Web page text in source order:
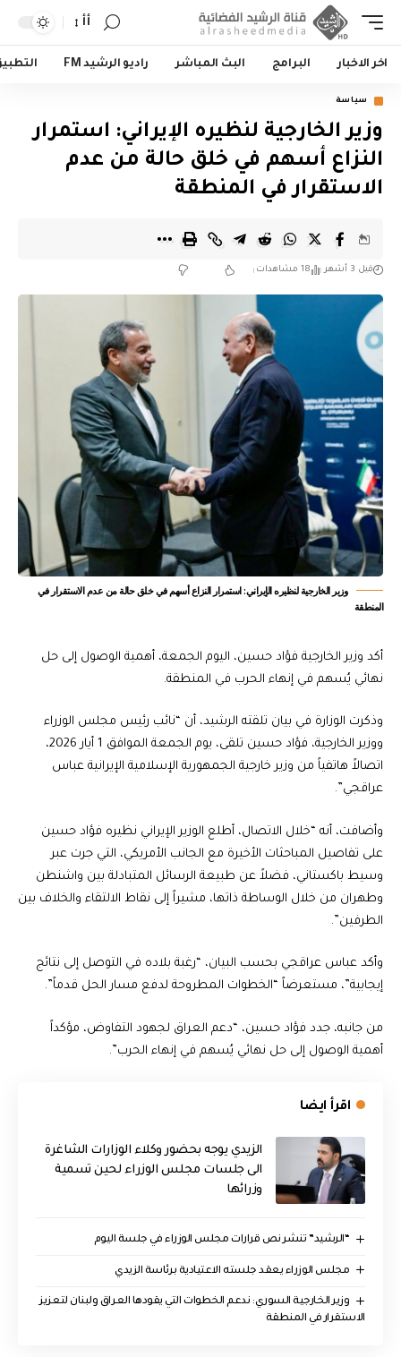
أأ
اخر الاخبار البرامج البث المباشر راديو الرشيد FM
سياسة
وزير الخارجية لنظيره الإيراني: استمرار
النزاع أسهم في خلق حالة من عدم
الاستقرار في المنطقة
قبل 3 أشهر 18 مشاهدات
وزير الخارجية لنظيره الإيراني: استمرار النزاع أسهم في خلق حالة من عدم الاستقرار في
المنطقة
أكد وزير الخارجية فؤاد حسين، اليوم الجمعة، أهمية الوصول إلى حل
نهائي يُسهم في إنهاء الحرب في المنطقة.
وذكرت الوزارة في بيان تلقته الرشيد، أن “نائب رئيس مجلس الوزراء
ووزير الخارجية، فؤاد حسين تلقى، يوم الجمعة الموافق 1 أيار 2026،
اتصالاً هاتفياً من وزير خارجية الجمهورية الإسلامية الإيرانية عباس
عراقجي”.
وأضافت، أنه “خلال الاتصال، أطلع الوزير الإيراني نظيره فؤاد حسين
على تفاصيل المباحثات الأخيرة مع الجانب الأمريكي، التي جرت عبر
وسيط باكستاني، فضلاً عن طبيعة الرسائل المتبادلة بين واشنطن
وطهران من خلال الوساطة ذاتها، مشيراً إلى نقاط الالتقاء والخلاف بين
الطرفين”.
وأكد عباس عراقجي بحسب البيان، “رغبة بلاده في التوصل إلى نتائج
إيجابية”، مستعرضاً “الخطوات المطروحة لدفع مسار الحل قدماً”.
من جانبه، جدد فؤاد حسين، “دعم العراق لجهود التفاوض، مؤكداً
أهمية الوصول إلى حل نهائي يُسهم في إنهاء الحرب”.
اقرأ ايضا
الزيدي يوجه بحضور وكلاء الوزارات الشاغرة
الى جلسات مجلس الوزراء لحين تسمية
وزرائها
“الرشيد” تنشر نص قرارات مجلس الوزراء في جلسة اليوم
مجلس الوزراء يعقد جلسته الاعتيادية برئاسة الزيدي
وزير الخارجية السوري: ندعم الخطوات التي يقودها العراق ولبنان لتعزيز
الاستقرار في المنطقة